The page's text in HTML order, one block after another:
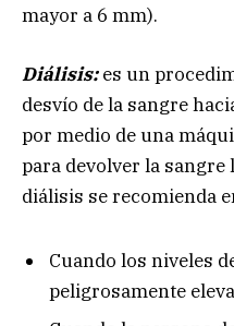
mayor a 6 mm).
Diálisis:es un
desvío de la sangre
por medio de una
para devolver la
diálisis se recomienda
Cuando los niveles
peligrosamente